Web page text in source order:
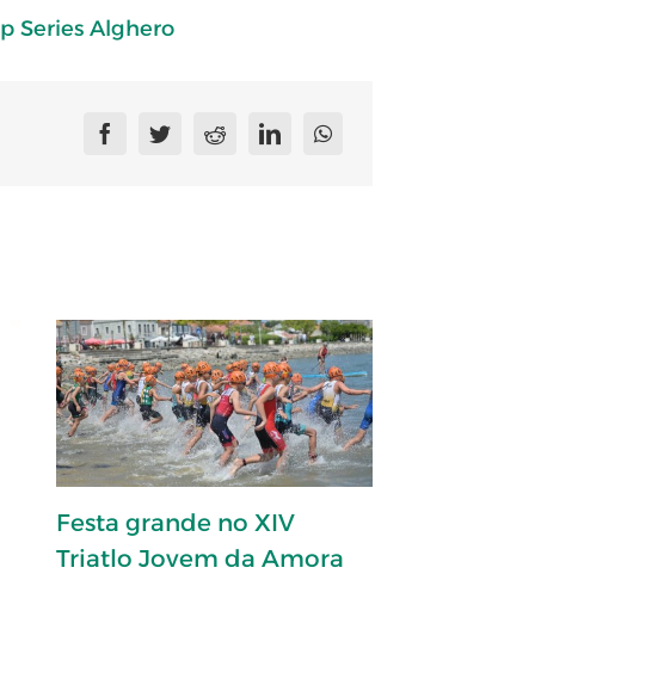
Series Alghero
Festa grande no XIV
Triatlo Jovem da Amora